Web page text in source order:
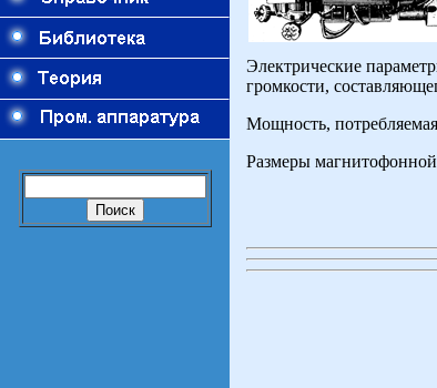
Электрические
громкости,
Мощность,
Размеры